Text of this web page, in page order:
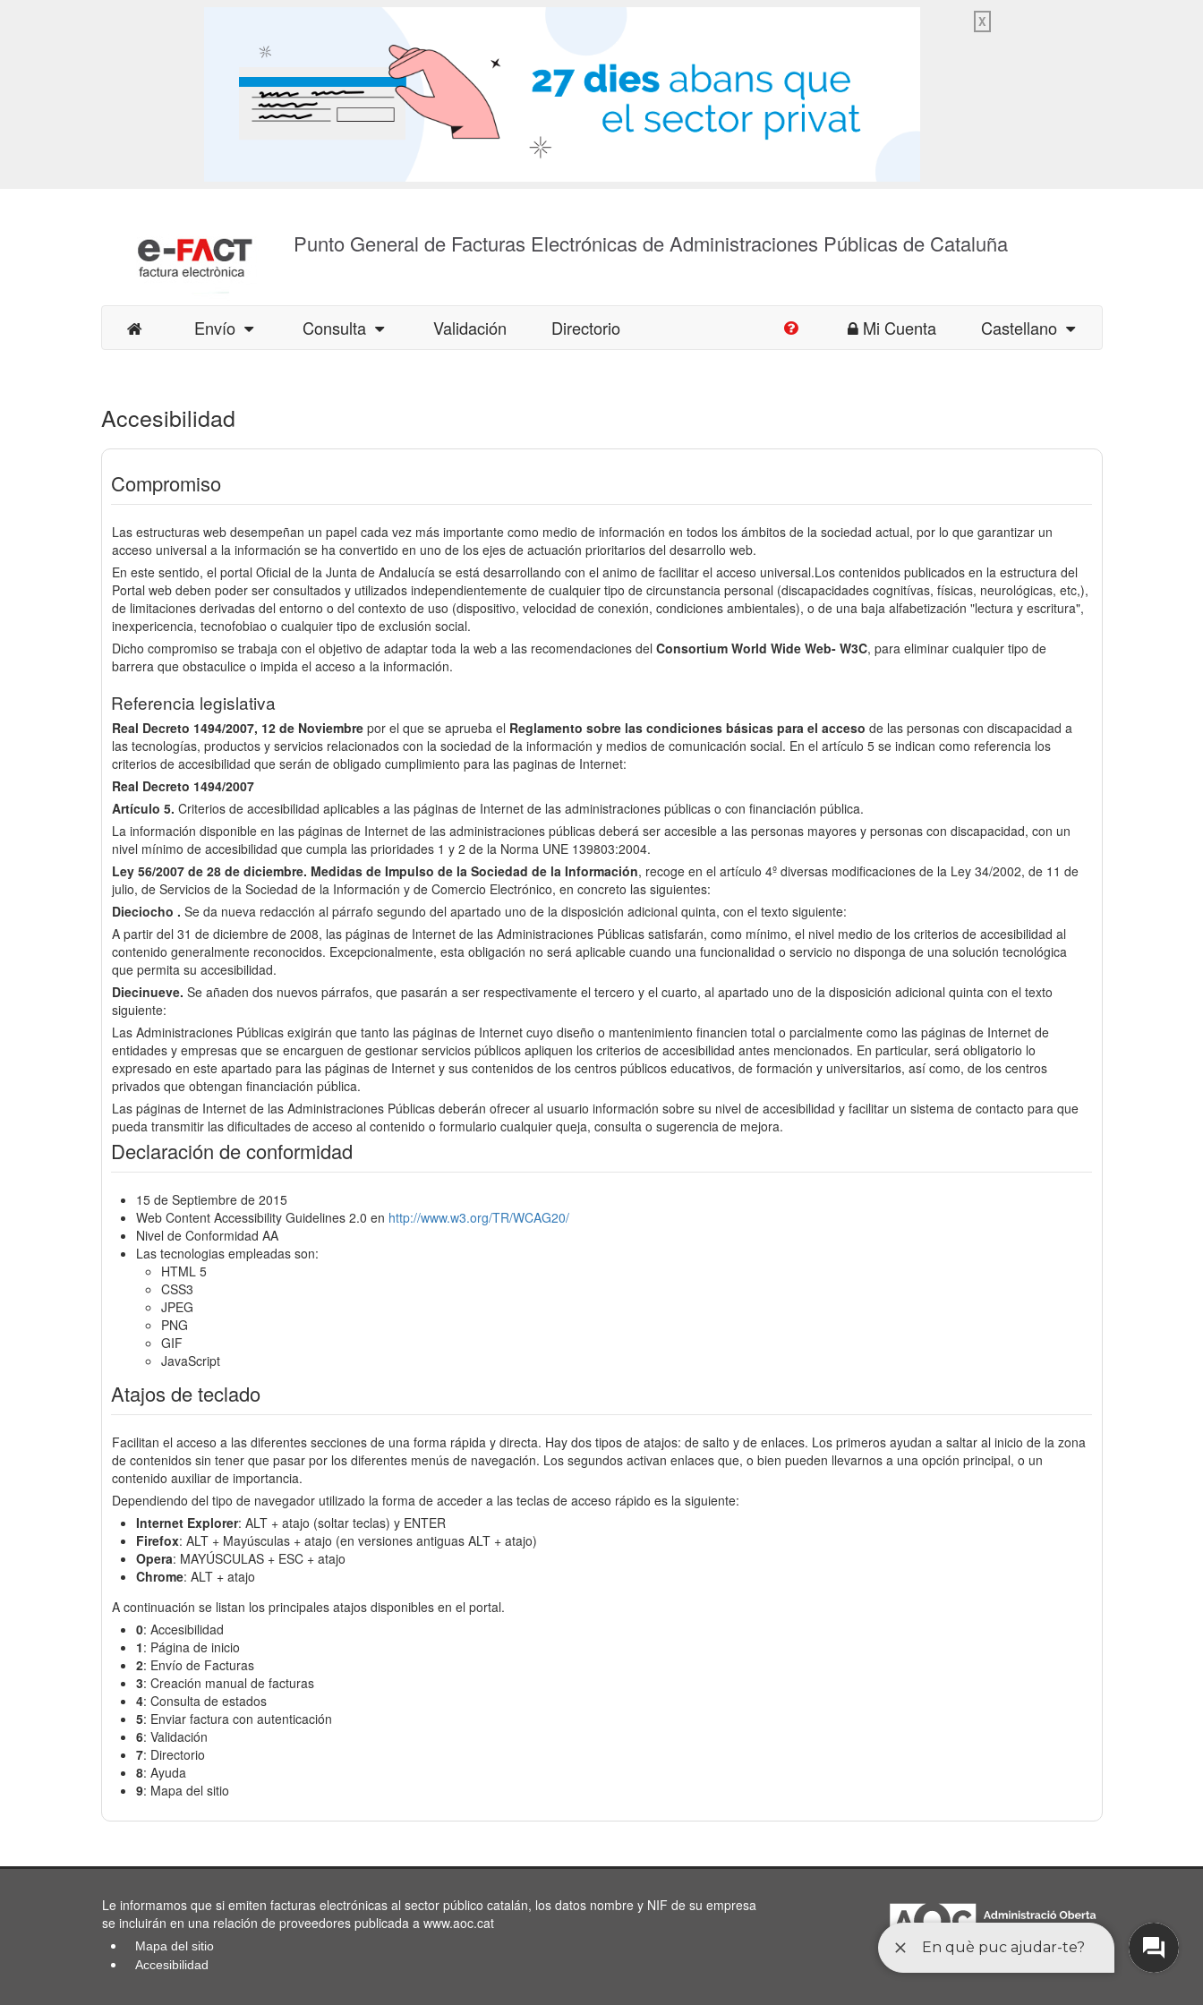
X
Punto General de Facturas Electrónicas de Administraciones Públicas de Cataluña
Envío Consulta Validación Directorio Mi Cuenta Castellano
Accesibilidad
Compromiso
Las estructuras web desempeñan un papel cada vez más importante como medio de información en todos los ámbitos de la sociedad actual, por lo que garantizar un
acceso universal a la información se ha convertido en uno de los ejes de actuación prioritarios del desarrollo web.
En este sentido, el portal Oficial de la Junta de Andalucía se está desarrollando con el animo de facilitar el acceso universal.Los contenidos publicados en la estructura del
Portal web deben poder ser consultados y utilizados independientemente de cualquier tipo de circunstancia personal (discapacidades cognitívas, físicas, neurológicas, etc,),
de limitaciones derivadas del entorno o del contexto de uso (dispositivo, velocidad de conexión, condiciones ambientales), o de una baja alfabetización "lectura y escritura",
inexpericencia, tecnofobiao o cualquier tipo de exclusión social.
Dicho compromiso se trabaja con el objetivo de adaptar toda la web a las recomendaciones del Consortium World Wide Web- W3C, para eliminar cualquier tipo de
barrera que obstaculice o impida el acceso a la información.
Referencia legislativa
Real Decreto 1494/2007, 12 de Noviembre por el que se aprueba el Reglamento sobre las condiciones básicas para el acceso de las personas con discapacidad a
las tecnologías, productos y servicios relacionados con la sociedad de la información y medios de comunicación social. En el artículo 5 se indican como referencia los
criterios de accesibilidad que serán de obligado cumplimiento para las paginas de Internet:
Real Decreto 1494/2007
Artículo 5. Criterios de accesibilidad aplicables a las páginas de Internet de las administraciones públicas o con financiación pública.
La información disponible en las páginas de Internet de las administraciones públicas deberá ser accesible a las personas mayores y personas con discapacidad, con un
nivel mínimo de accesibilidad que cumpla las prioridades 1 y 2 de la Norma UNE 139803:2004.
Ley 56/2007 de 28 de diciembre. Medidas de Impulso de la Sociedad de la Información, recoge en el artículo 4º diversas modificaciones de la Ley 34/2002, de 11 de
julio, de Servicios de la Sociedad de la Información y de Comercio Electrónico, en concreto las siguientes:
Dieciocho . Se da nueva redacción al párrafo segundo del apartado uno de la disposición adicional quinta, con el texto siguiente:
A partir del 31 de diciembre de 2008, las páginas de Internet de las Administraciones Públicas satisfarán, como mínimo, el nivel medio de los criterios de accesibilidad al
contenido generalmente reconocidos. Excepcionalmente, esta obligación no será aplicable cuando una funcionalidad o servicio no disponga de una solución tecnológica
que permita su accesibilidad.
Diecinueve. Se añaden dos nuevos párrafos, que pasarán a ser respectivamente el tercero y el cuarto, al apartado uno de la disposición adicional quinta con el texto
siguiente:
Las Administraciones Públicas exigirán que tanto las páginas de Internet cuyo diseño o mantenimiento financien total o parcialmente como las páginas de Internet de
entidades y empresas que se encarguen de gestionar servicios públicos apliquen los criterios de accesibilidad antes mencionados. En particular, será obligatorio lo
expresado en este apartado para las páginas de Internet y sus contenidos de los centros públicos educativos, de formación y universitarios, así como, de los centros
privados que obtengan financiación pública.
Las páginas de Internet de las Administraciones Públicas deberán ofrecer al usuario información sobre su nivel de accesibilidad y facilitar un sistema de contacto para que
pueda transmitir las dificultades de acceso al contenido o formulario cualquier queja, consulta o sugerencia de mejora.
Declaración de conformidad
15 de Septiembre de 2015
Web Content Accessibility Guidelines 2.0 en http://www.w3.org/TR/WCAG20/
Nivel de Conformidad AA
Las tecnologias empleadas son:
HTML 5
CSS3
JPEG
PNG
GIF
JavaScript
Atajos de teclado
Facilitan el acceso a las diferentes secciones de una forma rápida y directa. Hay dos tipos de atajos: de salto y de enlaces. Los primeros ayudan a saltar al inicio de la zona
de contenidos sin tener que pasar por los diferentes menús de navegación. Los segundos activan enlaces que, o bien pueden llevarnos a una opción principal, o un
contenido auxiliar de importancia.
Dependiendo del tipo de navegador utilizado la forma de acceder a las teclas de acceso rápido es la siguiente:
Internet Explorer: ALT + atajo (soltar teclas) y ENTER
Firefox: ALT + Mayúsculas + atajo (en versiones antiguas ALT + atajo)
Opera: MAYÚSCULAS + ESC + atajo
Chrome: ALT + atajo
A continuación se listan los principales atajos disponibles en el portal.
0: Accesibilidad
1: Página de inicio
2: Envío de Facturas
3: Creación manual de facturas
4: Consulta de estados
5: Enviar factura con autenticación
6: Validación
7: Directorio
8: Ayuda
9: Mapa del sitio
Le informamos que si emiten facturas electrónicas al sector público catalán, los datos nombre y NIF de su empresa
se incluirán en una relación de proveedores publicada a www.aoc.cat
Mapa del sitio
Accesibilidad